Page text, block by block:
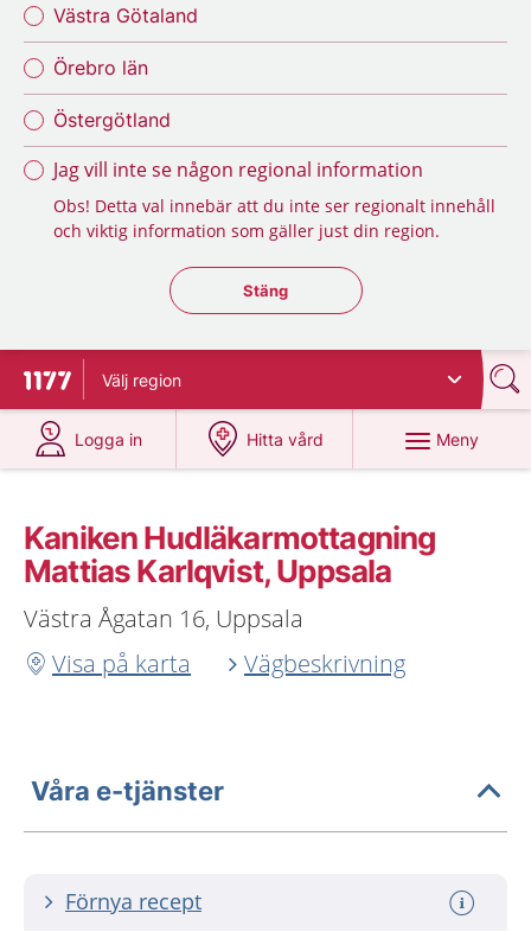
Västra Götaland
Örebro län
Östergötland
Jag vill inte se någon regional information
Obs! Detta val innebär att du inte ser regionalt innehåll
och viktig information som gäller just din region.
Stäng regionsväljaren
Stäng
Till startsidan för 1177
Välj region
Logga in
på 1177.se
Hitta vård
på 1177.se
Meny
Kaniken Hudläkarmottagning
Mattias Karlqvist, Uppsala
Västra Ågatan 16, Uppsala
Visa på karta
Vägbeskrivning
Våra e-tjänster
Förnya recept